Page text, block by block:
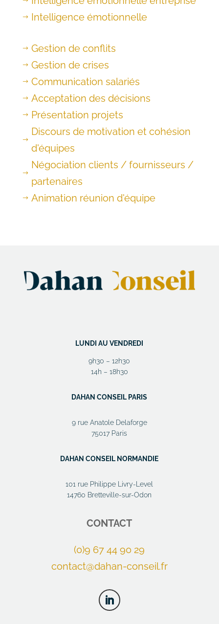
$ Intelligence émotionnelle
$ Gestion de conflits
$ Gestion de crises
$ Communication salariés
$ Acceptation des décisions
$ Présentation projets
$
Discours de motivation et cohésion
d'équipes
$
Négociation clients / fournisseurs /
partenaires
$ Animation réunion d'équipe
LUNDI AU VENDREDI
9h30 – 12h30
14h – 18h30
DAHAN CONSEIL PARIS
9 rue Anatole Delaforge
75017 Paris
DAHAN CONSEIL NORMANDIE
101 rue Philippe Livry-Level
14760 Bretteville-sur-Odon
CONTACT
(0)9 67 44 90 29
contact@dahan-conseil.fr